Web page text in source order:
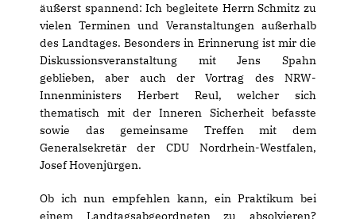
äußerst spannend: Ich begleitete Herrn Schmitz zu
vielen Terminen und Veranstaltungen außerhalb
des Landtages. Besonders in Erinnerung ist mir die
Diskussionsveranstaltung mit Jens Spahn
geblieben, aber auch der Vortrag des NRW-
Innenministers Herbert Reul, welcher sich
thematisch mit der Inneren Sicherheit befasste
sowie das gemeinsame Treffen mit dem
Generalsekretär der CDU Nordrhein-Westfalen,
Josef Hovenjürgen.
Ob ich nun empfehlen kann, ein Praktikum bei
einem Landtagsabgeordneten zu absolvieren?